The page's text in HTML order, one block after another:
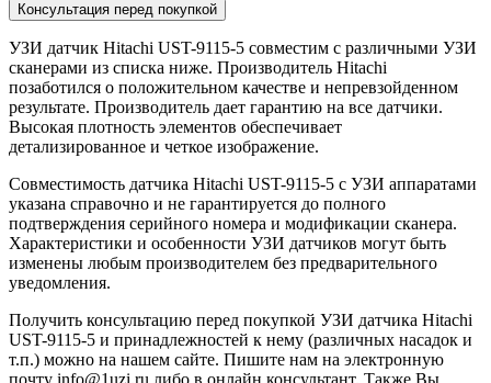
Консультация перед покупкой
УЗИ датчик Hitachi UST-9115-5 совместим с различными УЗИ
сканерами из списка ниже. Производитель Hitachi
позаботился о положительном качестве и непревзойденном
результате. Производитель дает гарантию на все датчики.
Высокая плотность элементов обеспечивает
детализированное и четкое изображение.
Совместимость датчика Hitachi UST-9115-5 с УЗИ аппаратами
указана справочно и не гарантируется до полного
подтверждения серийного номера и модификации сканера.
Характеристики и особенности УЗИ датчиков могут быть
изменены любым производителем без предварительного
уведомления.
Получить консультацию перед покупкой УЗИ датчика Hitachi
UST-9115-5 и принадлежностей к нему (различных насадок и
т.п.) можно на нашем сайте. Пишите нам на электронную